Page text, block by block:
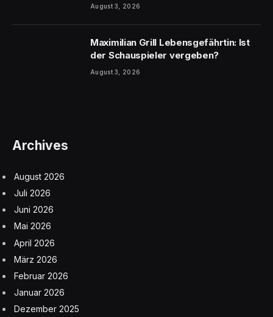
August 3, 2026
Maximilian Grill Lebensgefährtin: Ist
der Schauspieler vergeben?
August 3, 2026
Archives
August 2026
Juli 2026
Juni 2026
Mai 2026
April 2026
März 2026
Februar 2026
Januar 2026
Dezember 2025